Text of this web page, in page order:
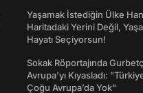
Yaşamak İstediğin Ülke
Haritadaki Yerini Değil,
Hayatı Seçiyorsun!
Sokak Röportajında
Avrupa'yı Kıyasladı:
Çoğu Avrupa’da Yok"